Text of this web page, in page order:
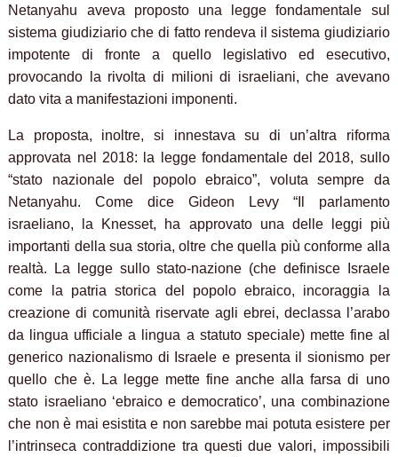
Netanyahu aveva proposto una legge fondamentale sul
sistema giudiziario che di fatto rendeva il sistema giudiziario
impotente di fronte a quello legislativo ed esecutivo,
provocando la rivolta di milioni di israeliani, che avevano
dato vita a manifestazioni imponenti.
La proposta, inoltre, si innestava su di un’altra riforma
approvata nel 2018: la legge fondamentale del 2018, sullo
“stato nazionale del popolo ebraico”, voluta sempre da
Netanyahu. Come dice Gideon Levy “Il parlamento
israeliano, la Knesset, ha approvato una delle leggi più
importanti della sua storia, oltre che quella più conforme alla
realtà. La legge sullo stato-nazione (che definisce Israele
come la patria storica del popolo ebraico, incoraggia la
creazione di comunità riservate agli ebrei, declassa l’arabo
da lingua ufficiale a lingua a statuto speciale) mette fine al
generico nazionalismo di Israele e presenta il sionismo per
quello che è. La legge mette fine anche alla farsa di uno
stato israeliano ‘ebraico e democratico’, una combinazione
che non è mai esistita e non sarebbe mai potuta esistere per
l’intrinseca contraddizione tra questi due valori, impossibili